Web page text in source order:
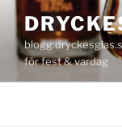
innehåll
för fest & vardag